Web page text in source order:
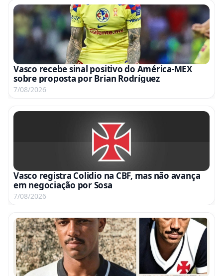
Vasco recebe sinal positivo do América-MEX
sobre proposta por Brian Rodríguez
7/08/2026
Vasco registra Colidio na CBF, mas não avança
em negociação por Sosa
7/08/2026